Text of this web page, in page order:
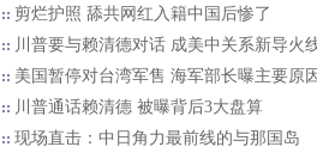
剪烂护照 舔共网红入籍中国后惨了
川普要与赖清德对话 成美中关系新导火
美国暂停对台湾军售 海军部长曝主要原
川普通话赖清德 被曝背后3大盘算
现场直击：中日角力最前线的与那国岛